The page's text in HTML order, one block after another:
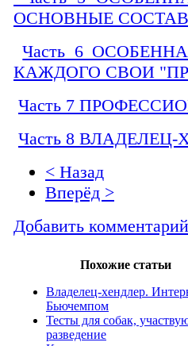
ОСНОВНЫЕ
Часть 6
КАЖДОГО СВОИ
Часть 7
Часть 8
< Назад
Вперёд >
Добавить комментарий
Похожие статьи
Владелец-хендлер.
Бьючемпом
Тесты для собак,
разведение